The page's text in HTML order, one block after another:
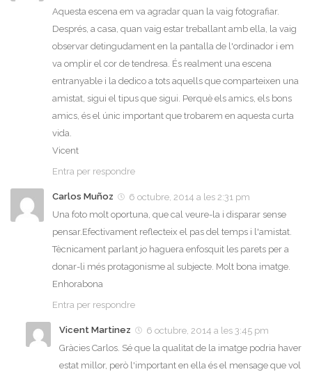
Aquesta escena em va agradar quan la vaig fotografiar.
Després, a casa, quan vaig estar treballant amb ella, la vaig
observar detingudament en la pantalla de l'ordinador i em
va omplir el cor de tendresa. És realment una escena
entranyable i la dedico a tots aquells que comparteixen una
amistat, sigui el tipus que sigui. Perquè els amics, els bons
amics, és el únic important que trobarem en aquesta curta
vida.
Vicent
Entra per respondre
Carlos Muñoz
6 octubre, 2014 a les 2:31 pm
Una foto molt oportuna, que cal veure-la i disparar sense
pensar.Efectivament reflecteix el pas del temps i l'amistat.
Tècnicament parlant jo haguera enfosquit les parets per a
donar-li més protagonisme al subjecte. Molt bona imatge.
Enhorabona
Entra per respondre
Vicent Martinez
6 octubre, 2014 a les 3:45 pm
Gràcies Carlos. Sé que la qualitat de la imatge podria haver
estat millor, però l'important en ella és el mensage que vol